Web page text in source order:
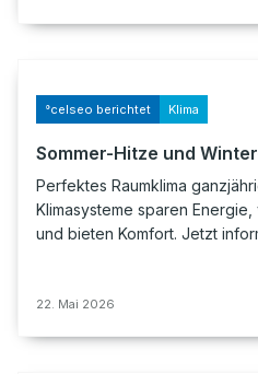
°celseo berichtet Klima
Sommer-Hitze und
Perfektes Raumklima
Klimasysteme sparen
und bieten Komfort. Jetzt
22. Mai 2026